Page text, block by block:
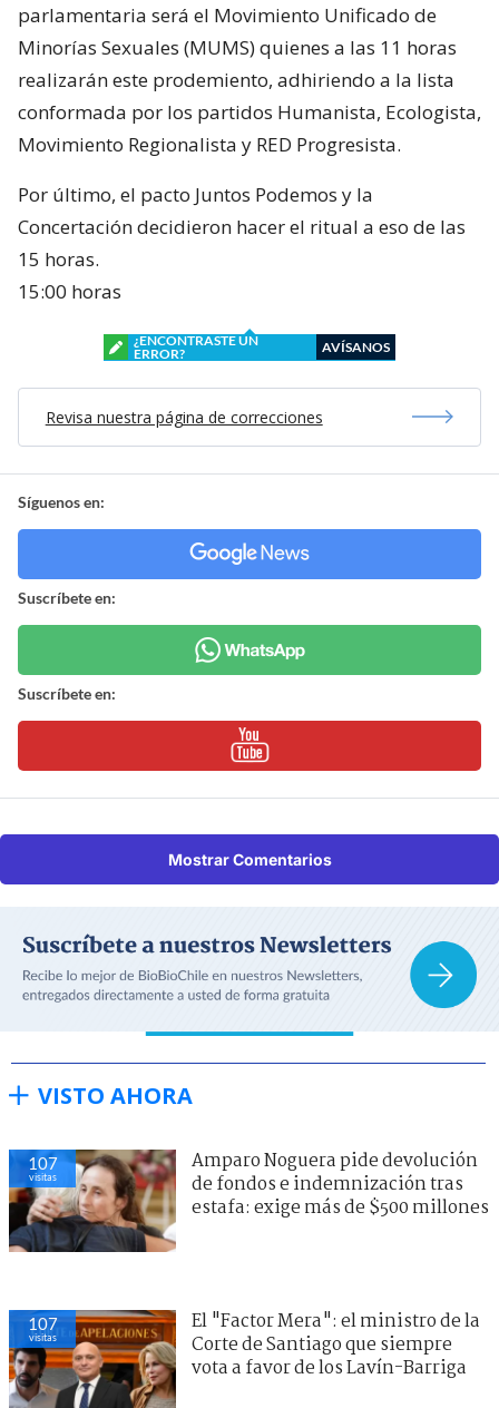
parlamentaria será el Movimiento Unificado de
Minorías Sexuales (MUMS) quienes a las 11 horas
realizarán este prodemiento, adhiriendo a la lista
conformada por los partidos Humanista, Ecologista,
Movimiento Regionalista y RED Progresista.
Por último, el pacto Juntos Podemos y la
Concertación decidieron hacer el ritual a eso de las
15 horas.
15:00 horas
¿ENCONTRASTE UN
ERROR?
AVÍSANOS
Revisa nuestra página de correcciones
Síguenos en:
Suscríbete en:
Suscríbete en:
Mostrar Comentarios
VISTO AHORA
107
visitas
Amparo Noguera pide devolución
de fondos e indemnización tras
estafa: exige más de $500 millones
107
visitas
El "Factor Mera": el ministro de la
Corte de Santiago que siempre
vota a favor de los Lavín-Barriga